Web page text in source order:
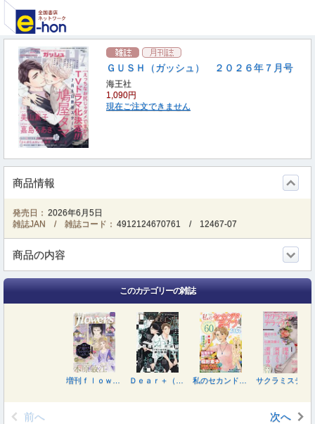
ＧＵＳＨ（ガッシュ） ２０２６年７月号
海王社
1,090円
現在ご注文できません
商品情報
発売日： 2026年6月5日
雑誌JAN / 雑誌コード： 4912124670761 / 12467-07
商品の内容
このカテゴリーの雑誌
前へ 次へ